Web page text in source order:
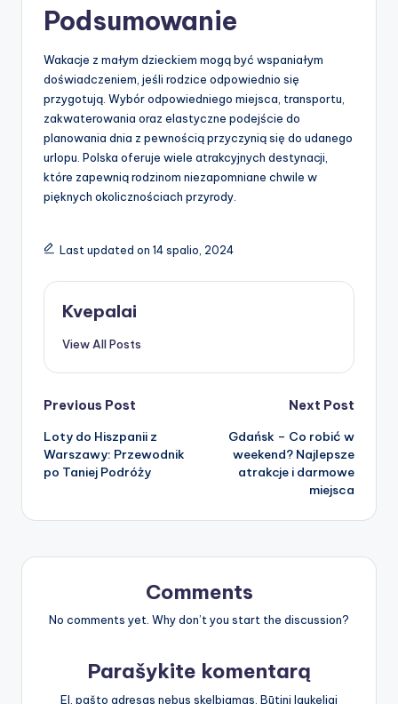
Podsumowanie
Wakacje z małym dzieckiem mogą być wspaniałym
doświadczeniem, jeśli rodzice odpowiednio się
przygotują. Wybór odpowiedniego miejsca, transportu,
zakwaterowania oraz elastyczne podejście do
planowania dnia z pewnością przyczynią się do udanego
urlopu. Polska oferuje wiele atrakcyjnych destynacji,
które zapewnią rodzinom niezapomniane chwile w
pięknych okolicznościach przyrody.
Last updated on 14 spalio, 2024
Kvepalai
View All Posts
Post
navigation
Previous Post
Loty do Hiszpanii z
Warszawy: Przewodnik
po Taniej Podróży
Next Post
Gdańsk – Co robić w
weekend? Najlepsze
atrakcje i darmowe
miejsca
Comments
No comments yet. Why don’t you start the discussion?
Parašykite komentarą
El. pašto adresas nebus skelbiamas. Būtini laukeliai